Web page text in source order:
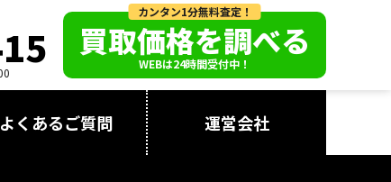
カンタン1分無料査定！
買取価格を調べる
WEBは24時間受付中！
よくあるご質問 運営会社